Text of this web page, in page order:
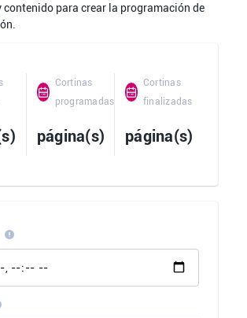
contenido para crear la programación de
Cortinas
programadas
página(s)
Cortinas
finalizadas
página(s)